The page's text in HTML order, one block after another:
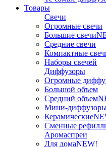
Товары
Свечи
Огромные свечи
Большие свечи
Средние свечи
Компактные
Наборы свечей
Диффузоры
Огромные
Большой объем
Средний объем
Мини-
Керамические
Сменные
Аромаспреи
Для домаNEW!